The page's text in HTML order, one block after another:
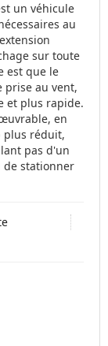
un véhicule
au
sur toute
est que le
prise au vent,
et plus rapide.
en
plus réduit,
pas d'un
de stationner